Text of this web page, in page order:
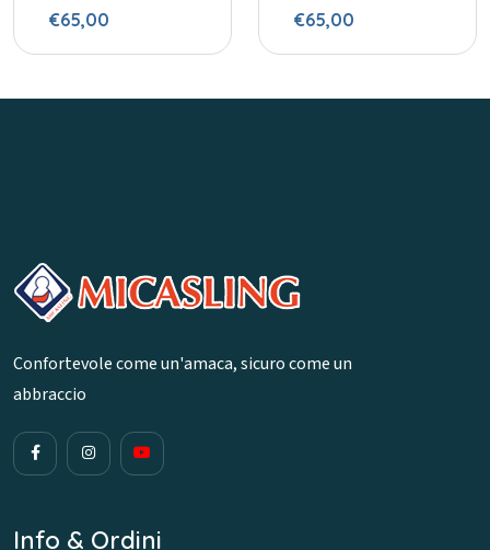
€65,00
€65,00
Confortevole come un'amaca, sicuro come un
abbraccio
Info & Ordini